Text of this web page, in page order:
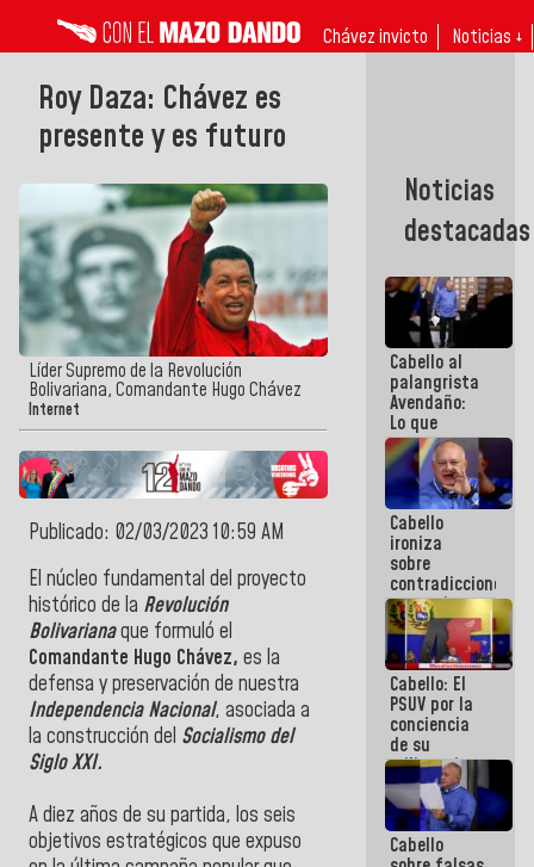
Chávez invicto Noticias ↓
Roy Daza: Chávez es
presente y es futuro
Líder Supremo de la Revolución
Bolivariana, Comandante Hugo Chávez
Internet
Publicado: 02/03/2023 10:59 AM
El núcleo fundamental del proyecto
histórico de la Revolución
Bolivarianaque formuló el
Comandante Hugo Chávez, es la
defensa y preservación de nuestra
Independencia Nacional, asociada a
la construcción del Socialismo del
Siglo XXI.
A diez años de su partida, los seis
objetivos estratégicos que expuso
Noticias
destacadas
Cabello al
palangrista
Avendaño:
Lo que
vayas a
escribir
hazlo hoy
por que no
sabemos si
la semana
que viene
hay
programa
Cabello
ironiza
sobre
contradicciones
y mentiras
de María
Machado:
¡Créanle!
Cabello: El
PSUV por la
conciencia
de su
militancia
es la
organización
política más
sólida de
Cabello